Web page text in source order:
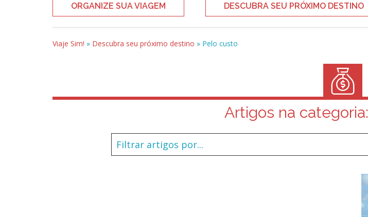
ORGANIZE SUA VIAGEM DESCUBRA SEU PRÓXIMO DESTINO
Viaje Sim! » Descubra seu próximo destino » Pelo custo
Artigos na categoria: